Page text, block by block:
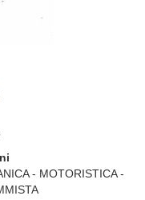
- MOTORISTICA -